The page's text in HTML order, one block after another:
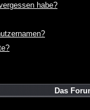
habe?
Das